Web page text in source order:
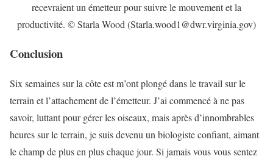
recevraient un émetteur pour suivre le mouvement et la
productivité. © Starla Wood (Starla.wood1@dwr.virginia.gov)
Conclusion
Six semaines sur la côte est m’ont plongé dans le travail sur le
terrain et l’attachement de l’émetteur. J’ai commencé à ne pas
savoir, luttant pour gérer les oiseaux, mais après d’innombrables
heures sur le terrain, je suis devenu un biologiste confiant, aimant
le champ de plus en plus chaque jour. Si jamais vous vous sentez